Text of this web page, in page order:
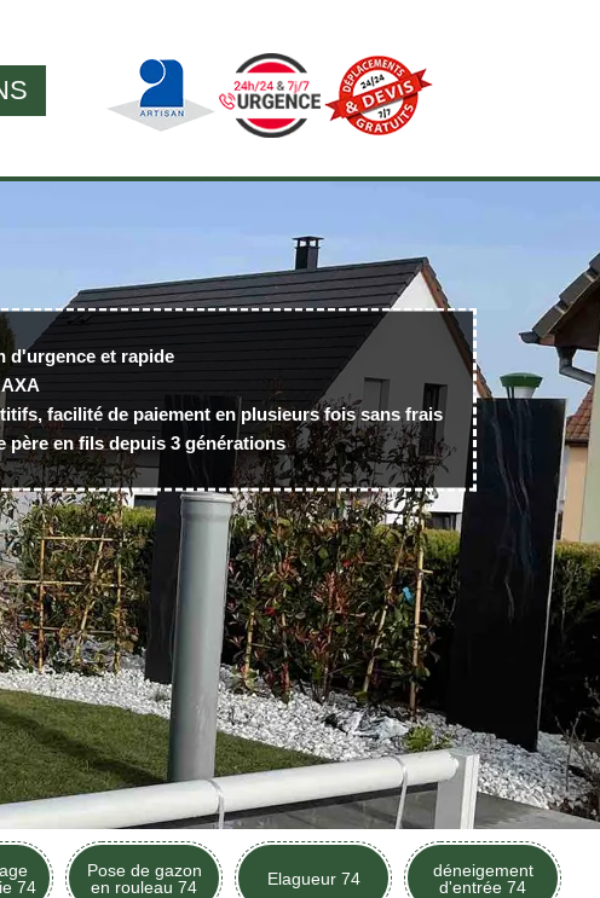
d'urgence et rapide
facilité de paiement en plusieurs fois sans frais
père en fils depuis 3 générations
74
Pose de gazon
en rouleau 74
Elagueur 74
déneigement
d'entrée 74